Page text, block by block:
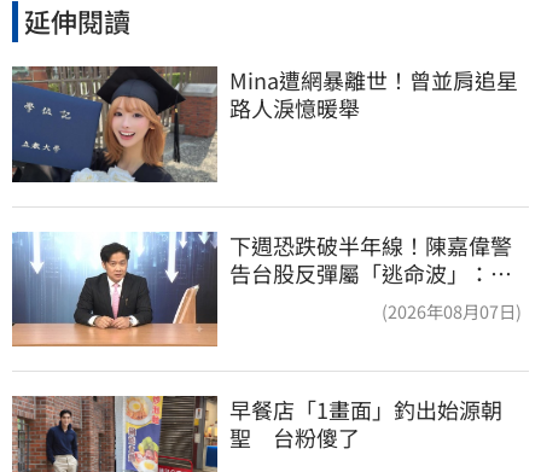
延伸閱讀
Mina遭網暴離世！曾並肩追星
路人淚憶暖舉
下週恐跌破半年線！陳嘉偉警
告台股反彈屬「逃命波」：空
(2026年08月07日)
早餐店「1畫面」釣出始源朝
聖　台粉傻了